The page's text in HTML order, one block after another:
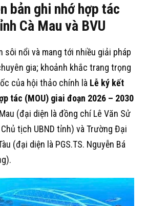
bản ghi nhớ hợp tác
Cà Mau và BVU
sôi nổi và mang tới nhiều giải pháp
gia; khoảnh khắc trang trọng
của hội thảo chính là Lễ ký kết
tác (MOU) giai đoạn 2026 – 2030
(đại diện là đồng chí Lê Văn Sử
tịch UBND tỉnh) và Trường Đại
(đại diện là PGS.TS. Nguyễn Bá